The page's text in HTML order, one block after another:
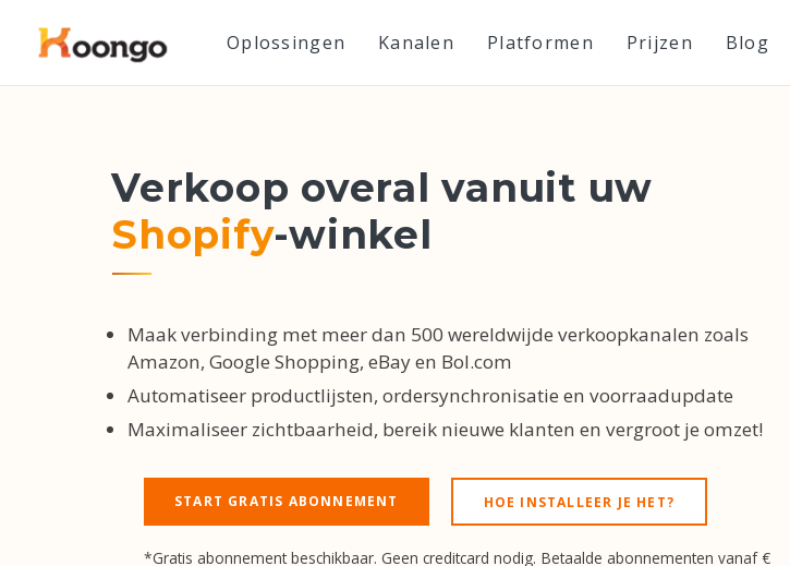
Oplossingen Kanalen Platformen Prijzen Blog
Verkoop overal vanuit uw
Shopify-winkel
Maak verbinding met meer dan 500 wereldwijde verkoopkanalen zoals
Amazon, Google Shopping, eBay en Bol.com
Automatiseer productlijsten, ordersynchronisatie en voorraadupdate
Maximaliseer zichtbaarheid, bereik nieuwe klanten en vergroot je omzet!
START GRATIS ABONNEMENT HOE INSTALLEER JE HET?
*Gratis abonnement beschikbaar. Geen creditcard nodig. Betaalde abonnementen vanaf €